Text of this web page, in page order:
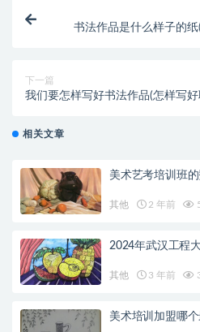
书法作品是什么样子的
下一篇
我们要怎样写好书法作品(怎样写
相关文章
美术艺考培训班
其他 2 年前
2024年武汉工程
其他 3 年前
美术培训加盟哪